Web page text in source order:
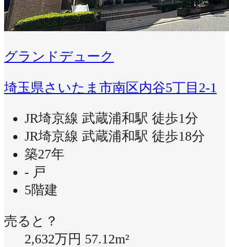
グランドデューク
埼玉県さいたま市南区内谷5丁目2-1
JR埼京線 武蔵浦和駅 徒歩1分
JR埼京線 武蔵浦和駅 徒歩18分
築27年
- 戸
5階建
売ると？
2,632万円 57.12m²